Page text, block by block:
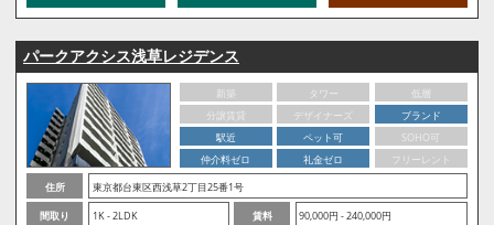
パークアクシス浅草レジデンス
新築 タワー
低層
分譲賃貸
デザイナーズ
ブランド
駅近
ペット可
SOHO可
仲介料ゼロ
礼金ゼロ
フリーレント
住所
東京都台東区西浅草2丁目25番1号
間取り
1K - 2LDK 賃料
90,000円 - 240,000円